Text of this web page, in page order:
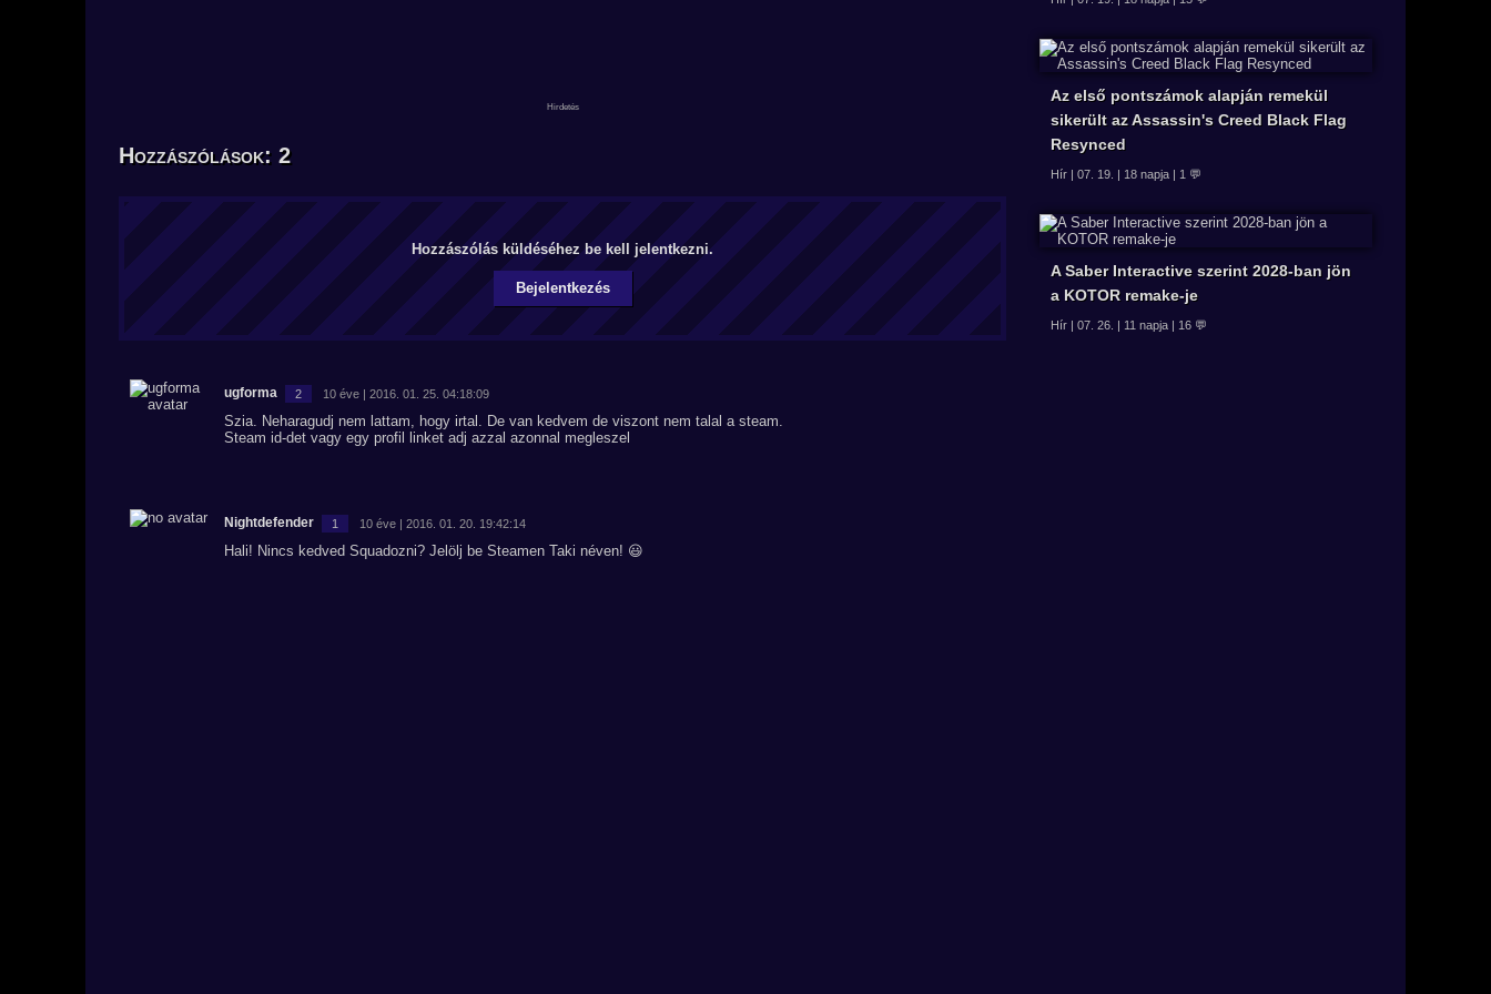
Hozzászólások: 2
Hozzászólás küldéséhez be kell jelentkezni.
Bejelentkezés
ugforma 2 10 éve | 2016. 01. 25. 04:18:09
Szia. Neharagudj nem lattam, hogy irtal. De van kedvem de viszont nem talal a steam.
Steam id-det vagy egy profil linket adj azzal azonnal megleszel
Nightdefender 1 10 éve | 2016. 01. 20. 19:42:14
Hali! Nincs kedved Squadozni? Jelölj be Steamen Taki néven! 😃
Az első pontszámok alapján remekül
sikerült az Assassin's Creed Black Flag
Resynced
Hír | 07. 19. | 18 napja | 1 💬
A Saber Interactive szerint 2028-ban jön
a KOTOR remake-je
Hír | 07. 26. | 11 napja | 16 💬